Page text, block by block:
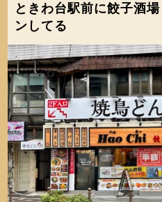
ときわ台駅前に餃子酒
ンしてる